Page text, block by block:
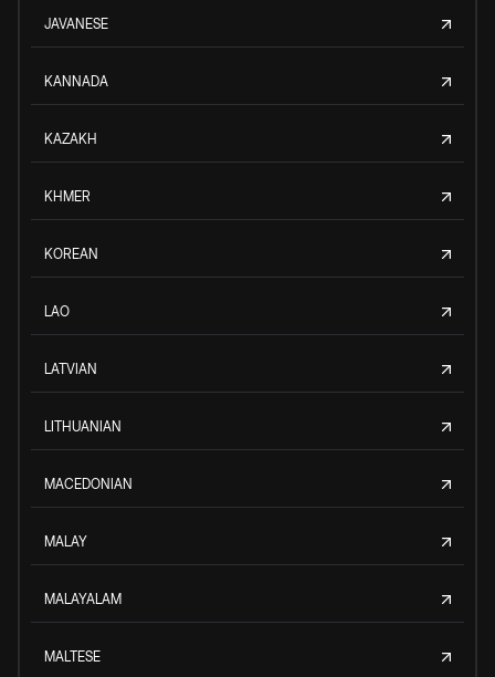
JAVANESE
KANNADA
KAZAKH
KHMER
KOREAN
LAO
LATVIAN
LITHUANIAN
MACEDONIAN
MALAY
MALAYALAM
MALTESE